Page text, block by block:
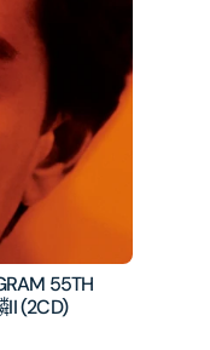
55TH
II (2CD)